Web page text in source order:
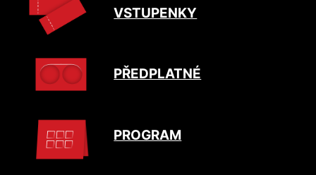
VSTUPENKY
PŘEDPLATNÉ
PROGRAM